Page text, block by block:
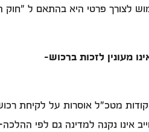
לצורך פרטי היא בהתאם ל "חוק
מעונין לזכות ברכוש-
מטכ"ל אוסרות על לקיחת
אינו נקנה למדינה גם לפי